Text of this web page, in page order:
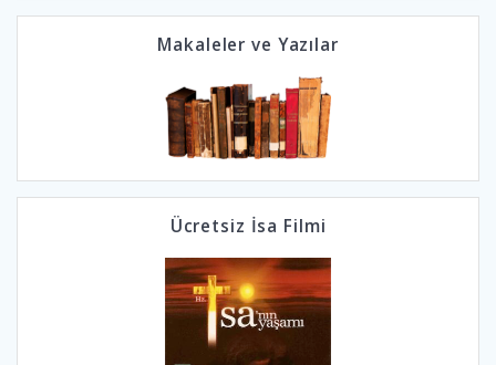
Makaleler ve Yazılar
Ücretsiz İsa Filmi